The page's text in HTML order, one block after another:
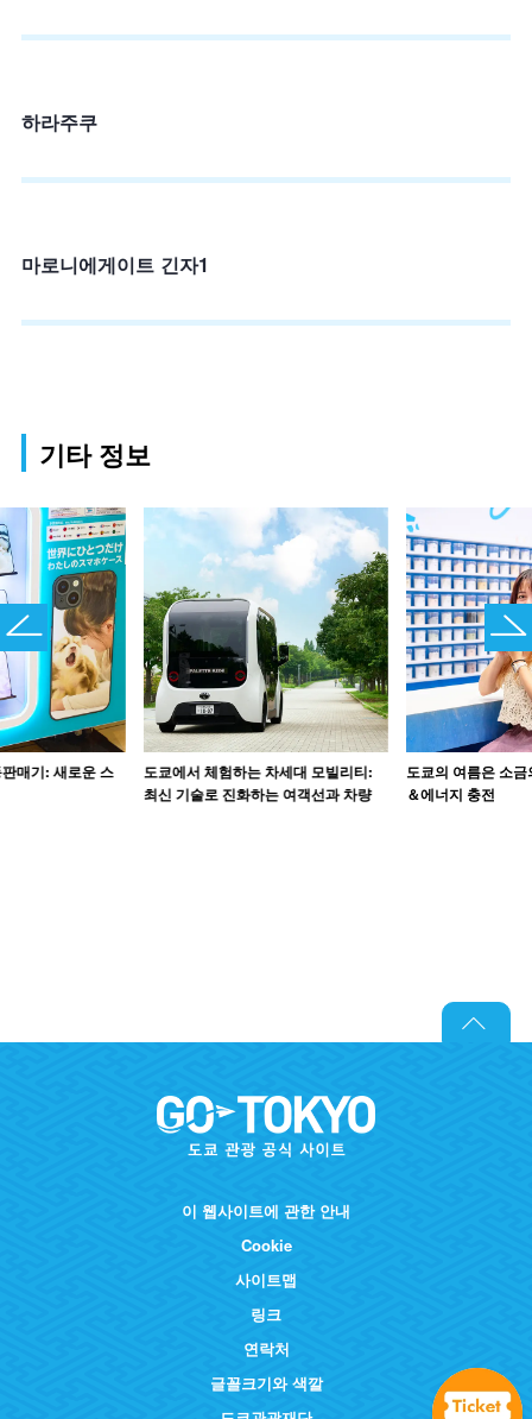
하라주쿠
마로니에게이트 긴자1
기타 정보
매기: 새로운 스
도쿄에서 체험하는 차세대 모빌리티:
최신 기술로 진화하는 여객선과 차량
도쿄의 여름은 소
＆에너지 충전
이 웹사이트에 관한 안내
Cookie
사이트맵
링크
연락처
글꼴크기와 색깔